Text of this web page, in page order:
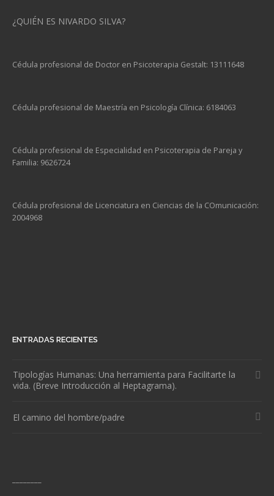
¿QUIÉN ES NIVARDO SILVA?
Cédula profesional de Doctor en Psicoterapia Gestalt: 13111648
Cédula profesional de Maestría en Psicología Clínica: 6184063
Cédula profesional de Especialidad en Psicoterapia de Pareja y
Familia: 9626724
Cédula profesional de Licenciatura en Ciencias de la COmunicación:
2004968
ENTRADAS RECIENTES
Tipologías Humanas: Una herramienta para Facilitarte la
vida. (Breve Introducción al Heptagrama).
El camino del hombre/padre